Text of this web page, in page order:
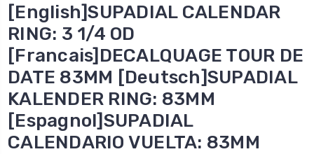
[English]SUPADIAL CALENDAR
RING: 3 1/4 OD
[Francais]DECALQUAGE TOUR DE
DATE 83MM [Deutsch]SUPADIAL
KALENDER RING: 83MM
[Espagnol]SUPADIAL
CALENDARIO VUELTA: 83MM